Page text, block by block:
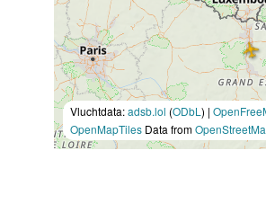
Vluchtdata:adsb.lol (ODbL ) |
OpenMapTiles Data from